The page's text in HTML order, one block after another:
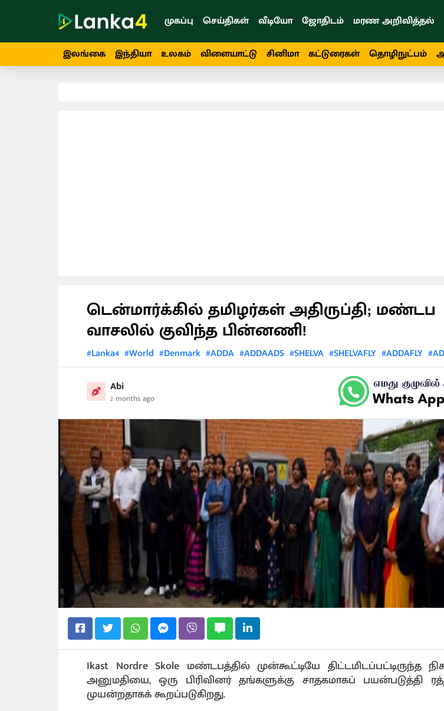
முகப்பு செய்திகள் வீடியோ ஜோதிடம் மரண அறிவித்தல்
இலங்கை இந்தியா உலகம் விளையாட்டு சினிமா கட்டுரைகள் தொழிநுட்பம்
டென்மார்க்கில் தமிழர்கள் அதிருப்தி; மண்டப
வாசலில் குவிந்த பின்னணி!
#Lanka4 #World #Denmark #ADDA #ADDAADS #SHELVA #SHELVAFLY #ADDAFLY
Abi
2 months ago
Ikast Nordre Skole மண்டபத்தில் முன்கூட்டியே திட்டமிடப்பட்டிருந்த
அனுமதியை, ஒரு பிரிவினர் தங்களுக்கு சாதகமாகப் பயன்படுத்தி
முயன்றதாகக் கூறப்படுகிறது.